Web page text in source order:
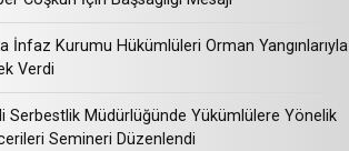
İnfaz Kurumu Hükümlüleri Orman Yangınlarıyla
Verdi
Serbestlik Müdürlüğünde Yükümlülere Yönelik
Semineri Düzenlendi